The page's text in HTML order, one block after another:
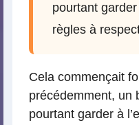
pourtant
règles à
Cela commençait
précédemment, un
pourtant garder à